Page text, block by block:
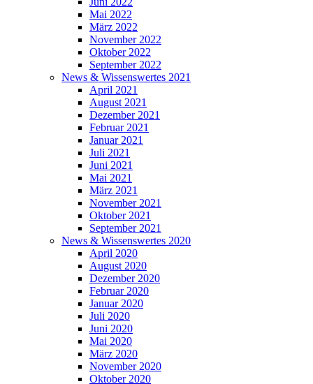
Mai 2022
März 2022
November 2022
Oktober 2022
September 2022
News & Wissenswertes 2021
April 2021
August 2021
Dezember 2021
Februar 2021
Januar 2021
Juli 2021
Juni 2021
Mai 2021
März 2021
November 2021
Oktober 2021
September 2021
News & Wissenswertes 2020
April 2020
August 2020
Dezember 2020
Februar 2020
Januar 2020
Juli 2020
Juni 2020
Mai 2020
März 2020
November 2020
Oktober 2020